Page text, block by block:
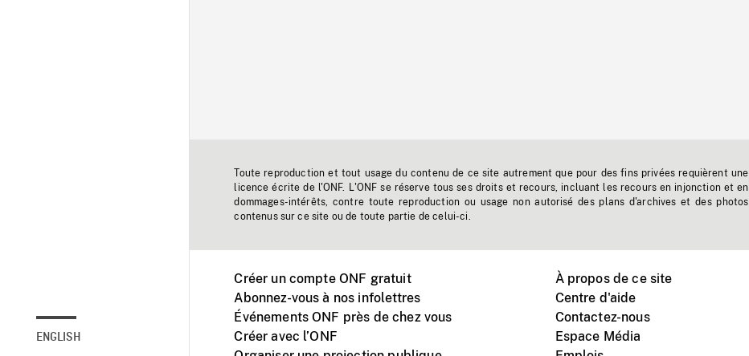
ENGLISH
Toute reproduction et tout usage du contenu de ce site autrement que pour des fins privées requièrent une
licence écrite de l'ONF. L'ONF se réserve tous ses droits et recours, incluant les recours en injonction et en
dommages-intérêts, contre toute reproduction ou usage non autorisé des plans d'archives et des photos
contenus sur ce site ou de toute partie de celui-ci.
Créer un compte ONF gratuit
Abonnez-vous à nos infolettres
Événements ONF près de chez vous
Créer avec l’ONF
À propos de ce site
Centre d'aide
Contactez-nous
Espace Média